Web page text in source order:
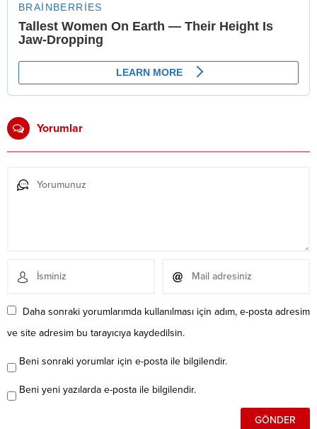
Yorumlar
Daha sonraki yorumlarımda kullanılması için adım, e-posta adresim
ve site adresim bu tarayıcıya kaydedilsin.
Beni sonraki yorumlar için e-posta ile bilgilendir.
Beni yeni yazılarda e-posta ile bilgilendir.